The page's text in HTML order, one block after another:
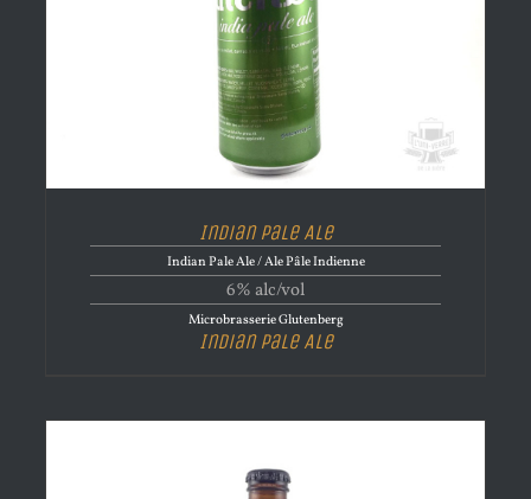
Indian Pale Ale
Indian Pale Ale / Ale Pâle Indienne
6% alc/vol
Microbrasserie Glutenberg
Indian Pale Ale